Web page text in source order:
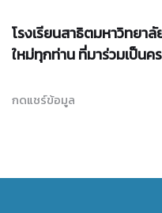
โรงเรียนสาธิตมหาวิทย
ใหม่ทุกท่าน ที่มาร่วมเป็น
กดแชร์ข้อมูล